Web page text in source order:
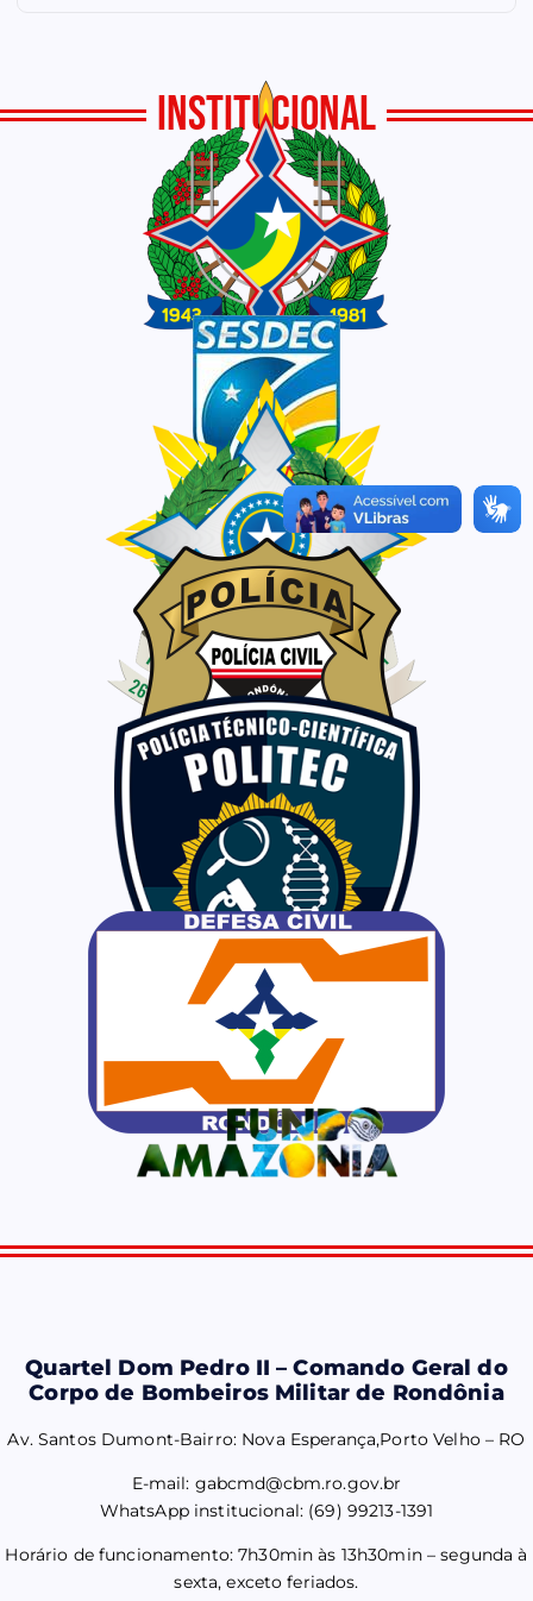
INSTITUCIONAL
Quartel Dom Pedro II – Comando Geral do
Corpo de Bombeiros Militar de Rondônia
Av. Santos Dumont-Bairro: Nova Esperança,Porto Velho – RO
E-mail: gabcmd@cbm.ro.gov.br
WhatsApp institucional: (69) 99213-1391
Horário de funcionamento: 7h30min às 13h30min – segunda à
sexta, exceto feriados.